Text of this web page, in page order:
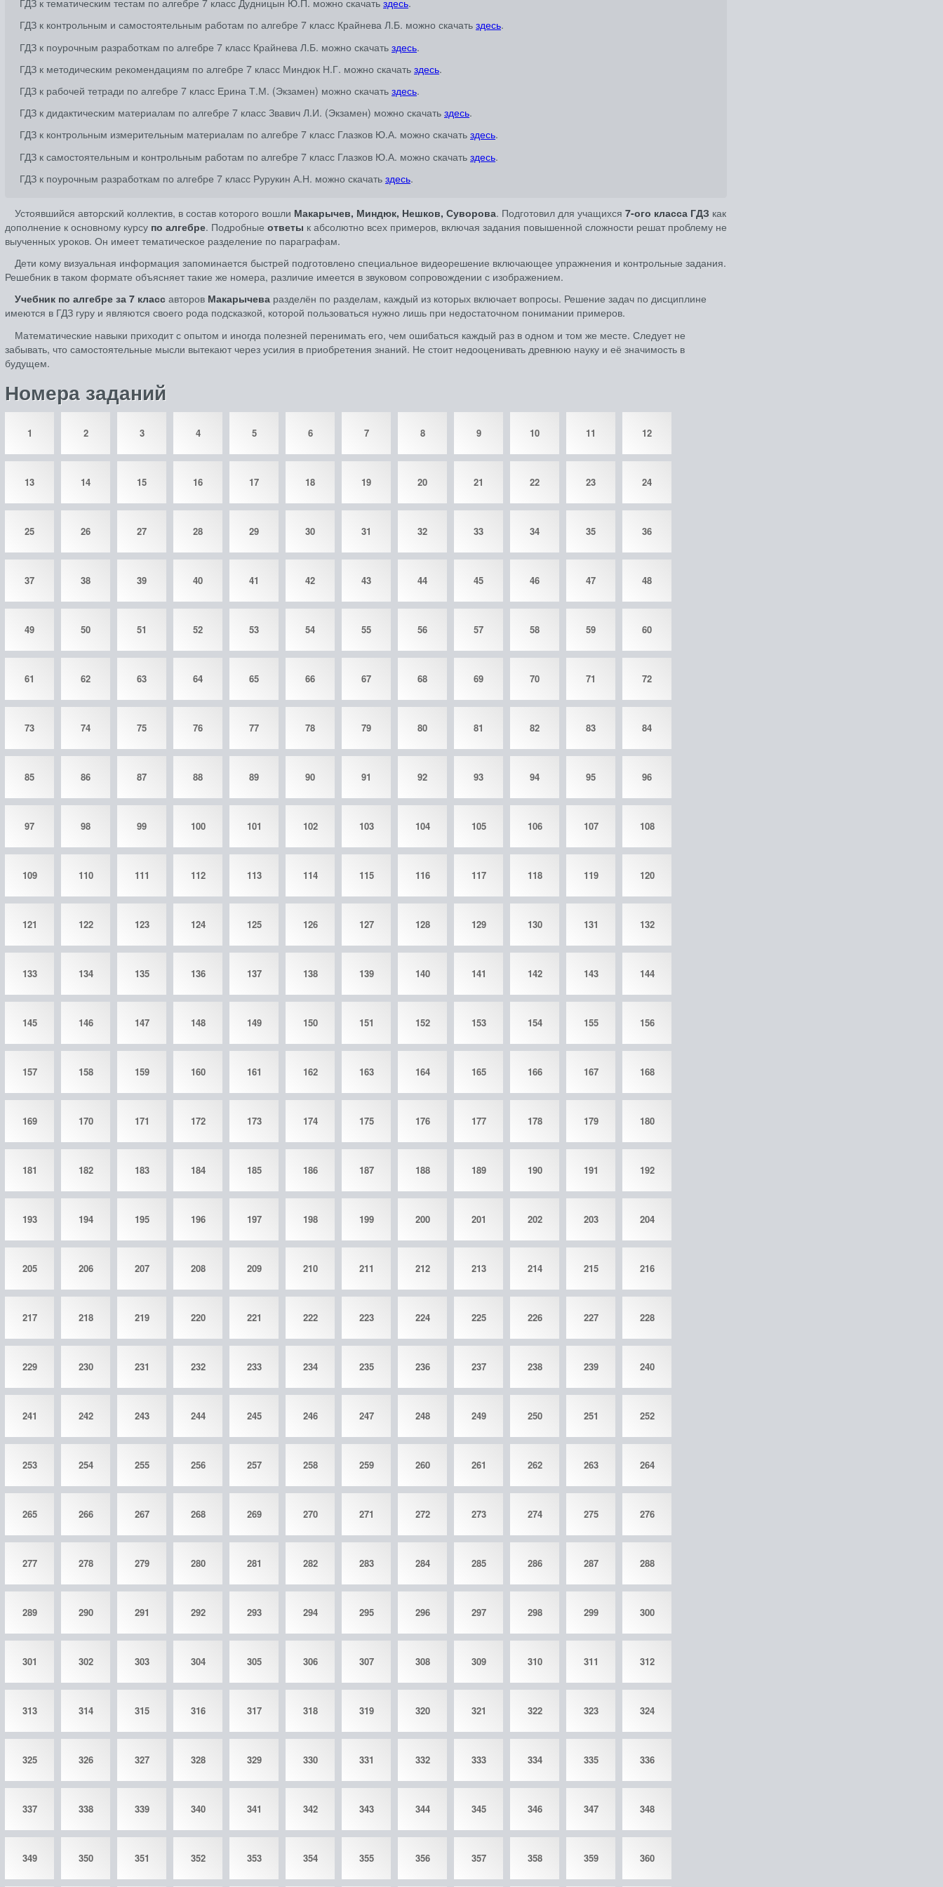
ГДЗ к тематическим тестам по алгебре 7 класс Дудницын Ю.П. можно скачать здесь.
ГДЗ к контрольным и самостоятельным работам по алгебре 7 класс Крайнева Л.Б. можно скачать здесь.
ГДЗ к поурочным разработкам по алгебре 7 класс Крайнева Л.Б. можно скачать здесь.
ГДЗ к методическим рекомендациям по алгебре 7 класс Миндюк Н.Г. можно скачать здесь.
ГДЗ к рабочей тетради по алгебре 7 класс Ерина Т.М. (Экзамен) можно скачать здесь.
ГДЗ к дидактическим материалам по алгебре 7 класс Звавич Л.И. (Экзамен) можно скачать здесь.
ГДЗ к контрольным измерительным материалам по алгебре 7 класс Глазков Ю.А. можно скачать здесь.
ГДЗ к самостоятельным и контрольным работам по алгебре 7 класс Глазков Ю.А. можно скачать здесь.
ГДЗ к поурочным разработкам по алгебре 7 класс Рурукин А.Н. можно скачать здесь.
Устоявшийся авторский коллектив, в состав которого вошли Макарычев, Миндюк, Нешков, Суворова. Подготовил для учащихся 7-ого класса ГДЗ как
дополнение к основному курсу по алгебре. Подробные ответы к абсолютно всех примеров, включая задания повышенной сложности решат проблему не
выученных уроков. Он имеет тематическое разделение по параграфам.
Дети кому визуальная информация запоминается быстрей подготовлено специальное видеорешение включающее упражнения и контрольные задания.
Решебник в таком формате объясняет такие же номера, различие имеется в звуковом сопровождении с изображением.
Учебник по алгебре за 7 класс авторов Макарычева разделён по разделам, каждый из которых включает вопросы. Решение задач по дисциплине
имеются в ГДЗ гуру и являются своего рода подсказкой, которой пользоваться нужно лишь при недостаточном понимании примеров.
Математические навыки приходит с опытом и иногда полезней перенимать его, чем ошибаться каждый раз в одном и том же месте. Следует не
забывать, что самостоятельные мысли вытекают через усилия в приобретения знаний. Не стоит недооценивать древнюю науку и её значимость в
будущем.
Номера заданий
1 2 3 4 5 6 7 8 9 10 11 12
13 14 15 16 17 18 19 20 21 22 23 24
25 26 27 28 29 30 31 32 33 34 35 36
37 38 39 40 41 42 43 44 45 46 47 48
49 50 51 52 53 54 55 56 57 58 59 60
61 62 63 64 65 66 67 68 69 70 71 72
73 74 75 76 77 78 79 80 81 82 83 84
85 86 87 88 89 90 91 92 93 94 95 96
97 98 99 100 101 102 103 104 105 106 107 108
109 110 111 112 113 114 115 116 117 118 119 120
121 122 123 124 125 126 127 128 129 130 131 132
133 134 135 136 137 138 139 140 141 142 143 144
145 146 147 148 149 150 151 152 153 154 155 156
157 158 159 160 161 162 163 164 165 166 167 168
169 170 171 172 173 174 175 176 177 178 179 180
181 182 183 184 185 186 187 188 189 190 191 192
193 194 195 196 197 198 199 200 201 202 203 204
205 206 207 208 209 210 211 212 213 214 215 216
217 218 219 220 221 222 223 224 225 226 227 228
229 230 231 232 233 234 235 236 237 238 239 240
241 242 243 244 245 246 247 248 249 250 251 252
253 254 255 256 257 258 259 260 261 262 263 264
265 266 267 268 269 270 271 272 273 274 275 276
277 278 279 280 281 282 283 284 285 286 287 288
289 290 291 292 293 294 295 296 297 298 299 300
301 302 303 304 305 306 307 308 309 310 311 312
313 314 315 316 317 318 319 320 321 322 323 324
325 326 327 328 329 330 331 332 333 334 335 336
337 338 339 340 341 342 343 344 345 346 347 348
349 350 351 352 353 354 355 356 357 358 359 360